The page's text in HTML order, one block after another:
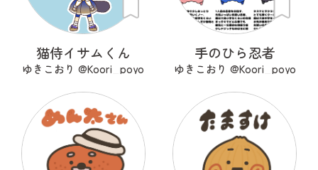
猫侍イサムくん
ゆきこおり @Koori_poyo
手のひら忍者
ゆきこおり @Koori_poyo